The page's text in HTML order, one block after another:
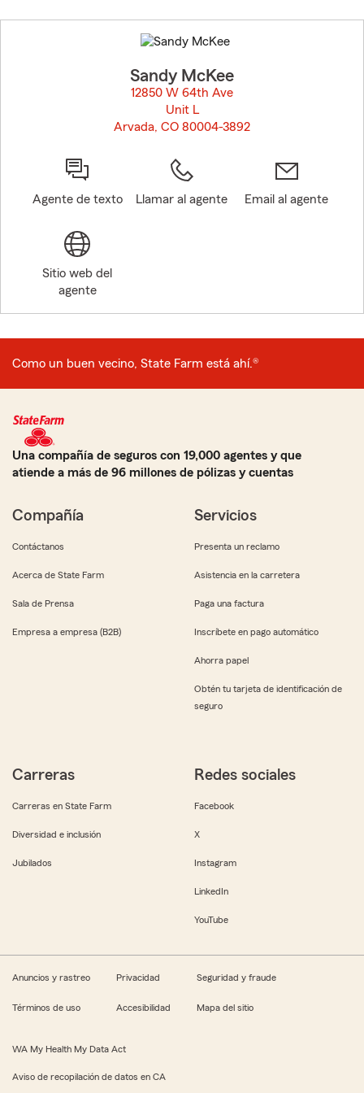
to
before
Sandy McKee
12850 W 64th Ave
Unit L
Arvada, CO 80004-3892
Agente de texto Llamar al agente Email al agente
Sitio web del
agente
Como un buen vecino, State Farm está ahí.®
Una compañía de seguros con 19,000 agentes y que
atiende a más de 96 millones de pólizas y cuentas
Compañía
Contáctanos
Acerca de State Farm
Sala de Prensa
Empresa a empresa (B2B)
Servicios
Presenta un reclamo
Asistencia en la carretera
Paga una factura
Inscríbete en pago automático
Ahorra papel
Obtén tu tarjeta de identificación de
seguro
Carreras
Carreras en State Farm
Diversidad e inclusión
Jubilados
Redes sociales
Facebook
X
Instagram
LinkedIn
YouTube
Anuncios y rastreo Privacidad Seguridad y fraude
Términos de uso Accesibilidad Mapa del sitio
WA My Health My Data Act
Aviso de recopilación de datos en CA